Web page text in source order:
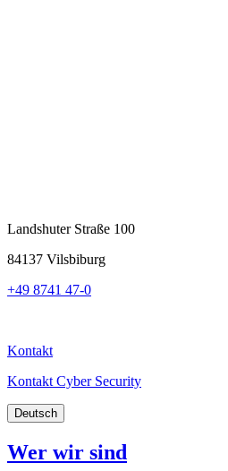
Landshuter Straße 100
84137 Vilsbiburg
+49 8741 47-0
Kontakt
Kontakt Cyber Security
Deutsch
Wer wir sind